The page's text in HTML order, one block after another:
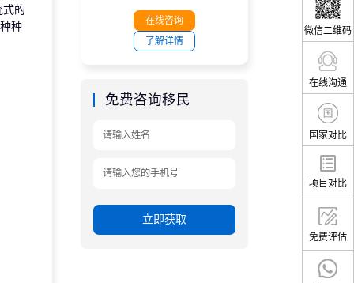
式的
种
在线咨询
了解详情
免费咨询移民
立即获取
微信二维码
在线沟通
国家对比
项目对比
免费评估